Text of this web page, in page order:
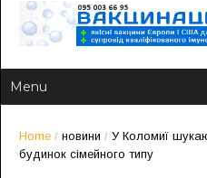
Home / новини / У Коломиї
будинок сімейного типу